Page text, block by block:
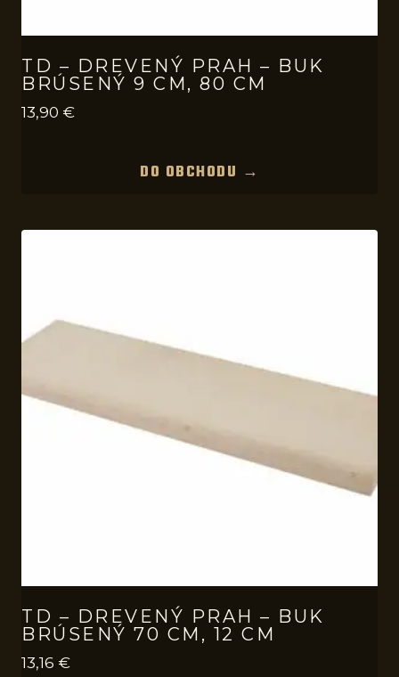
TD – DREVENÝ PRAH – BUK
BRÚSENÝ 9 CM, 80 CM
13,90 €
DO OBCHODU →
TD – DREVENÝ PRAH – BUK
BRÚSENÝ 70 CM, 12 CM
13,16 €